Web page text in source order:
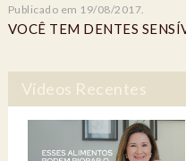
Publicado em 19/08/2017.
VOCÊ TEM DENTES
Vídeos Recentes